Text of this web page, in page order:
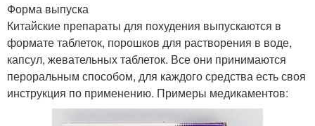
Форма выпуска
Китайские препараты для похудения выпускаются в
формате таблеток, порошков для растворения в воде,
капсул, жевательных таблеток. Все они принимаются
пероральным способом, для каждого средства есть своя
инструкция по применению. Примеры медикаментов: